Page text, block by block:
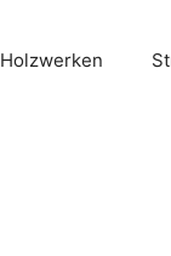
Holzwerken